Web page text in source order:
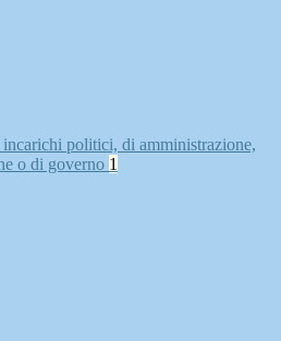
politici, di amministrazione,
o di governo 1